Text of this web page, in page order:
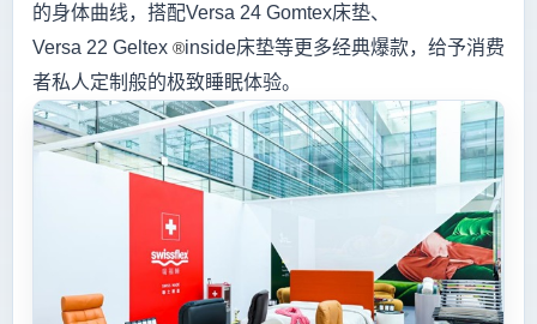
的身体曲线，搭配Versa 24 Gomtex床垫、
Versa 22 Geltex ®inside床垫等更多经典爆款，给予消费
者私人定制般的极致睡眠体验。